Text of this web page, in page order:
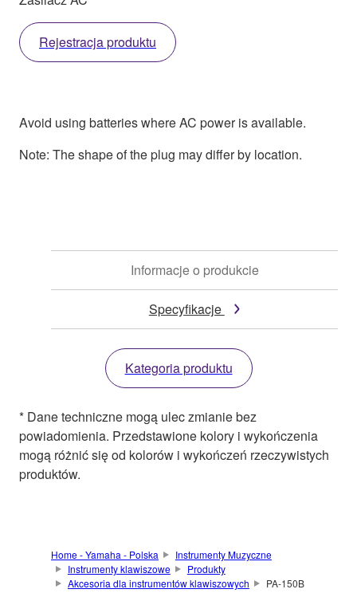
Rejestracja produktu
Avoid using batteries where AC power is available.
Note: The shape of the plug may differ by location.
Informacje o produkcie
Specyfikacje
Kategoria produktu
* Dane techniczne mogą ulec zmianie bez
powiadomienia. Przedstawione kolory i wykończenia
mogą różnić się od kolorów i wykończeń rzeczywistych
produktów.
Home - Yamaha - Polska
Instrumenty Muzyczne
Instrumenty klawiszowe
Produkty
Akcesoria dla instrumentów klawiszowych
PA-150B